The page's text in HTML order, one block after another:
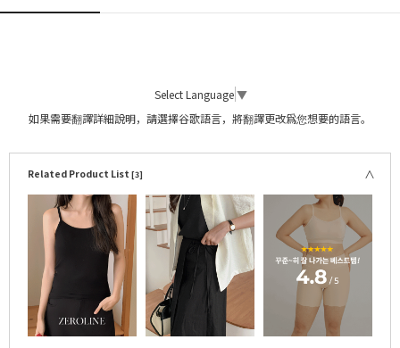
Select Language ▼
如果需要翻譯詳細說明，請選擇谷歌語言，將翻譯更改爲您想要的語言。
Related Product List [3]